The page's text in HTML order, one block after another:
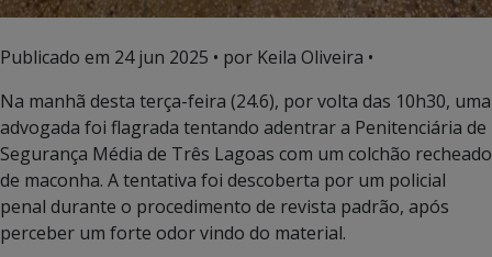
Publicado em 24 jun 2025 • por Keila Oliveira •
Na manhã desta terça-feira (24.6), por volta das 10h30, uma
advogada foi flagrada tentando adentrar a Penitenciária de
Segurança Média de Três Lagoas com um colchão recheado
de maconha. A tentativa foi descoberta por um policial
penal durante o procedimento de revista padrão, após
perceber um forte odor vindo do material.